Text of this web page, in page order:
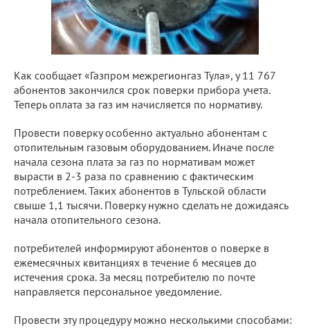
Как сообщает «Газпром межрегионгаз Тула», у 11 767
абонентов закончился срок поверки прибора учета.
Теперь оплата за газ им начисляется по нормативу.
Провести поверку особенно актуально абонентам с
отопительным газовым оборудованием. Иначе после
начала сезона плата за газ по нормативам может
вырасти в 2-3 раза по сравнению с фактическим
потреблением. Таких абонентов в Тульской области
свыше 1,1 тысячи. Поверку нужно сделать не дожидаясь
начала отопительного сезона.
потребителей информируют абонентов о поверке в
ежемесячных квитанциях в течение 6 месяцев до
истечения срока. За месяц потребителю по почте
направляется персональное уведомление.
Провести эту процедуру можно несколькими способами: